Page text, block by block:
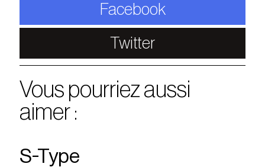
Facebook
Twitter
Vous pourriez aussi
aimer :
S-Type